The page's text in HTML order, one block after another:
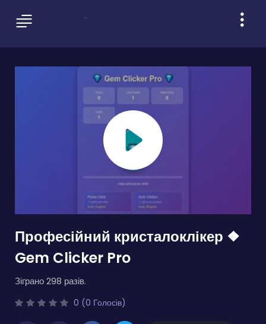
Професійний кристалоклікер ❖
Gem Clicker Pro
Зіграно 298 разів.
0 (0 Голосів)